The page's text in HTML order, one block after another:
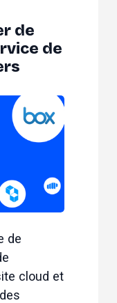
de
de
de
cloud et